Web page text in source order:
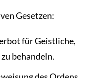
Gesetzen:
für Geistliche,
behandeln.